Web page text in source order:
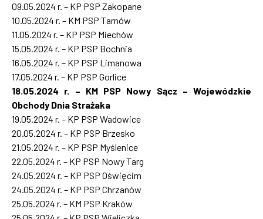
09.05.2024 r. – KP PSP Zakopane
10.05.2024 r. – KM PSP Tarnów
11.05.2024 r. – KP PSP Miechów
15.05.2024 r. – KP PSP Bochnia
16.05.2024 r. – KP PSP Limanowa
17.05.2024 r. – KP PSP Gorlice
18.05.2024 r. – KM PSP Nowy Sącz – Wojewódzkie
Obchody Dnia Strażaka
19.05.2024 r. – KP PSP Wadowice
20.05.2024 r. – KP PSP Brzesko
21.05.2024 r. – KP PSP Myślenice
22.05.2024 r. – KP PSP Nowy Targ
24.05.2024 r. – KP PSP Oświęcim
24.05.2024 r. – KP PSP Chrzanów
25.05.2024 r. – KM PSP Kraków